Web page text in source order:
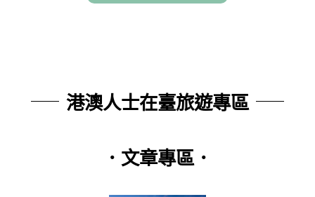
港澳人士在臺旅遊專區
．文章專區．